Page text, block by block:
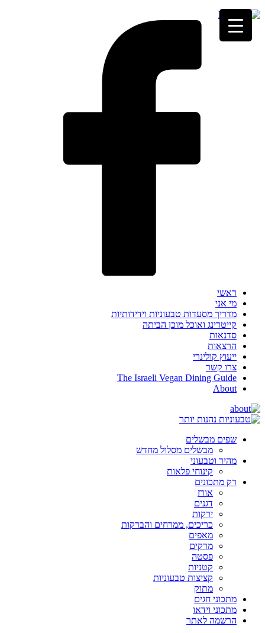
ראשי
מי אני
מדריך מסעדות טבעוניות וידידותיות
קייטרינג ואוכל מוכן הביתה
סדנאות
הרצאות
ייעוץ קולינרי
צרו קשר
The Israeli Vegan Dining Guide
About
שפים מבשלים
מבשלים מסלול מחדש
מהיר וטבעוני
קינוחי פלאות
רק מתכונים
אורז
דגנים
ירקות
כריכים, ממרחים והברקות
מאפים
מרקים
פסטה
קטניות
קציצות טבעוניות
מתוק
מתכוני חגים
מתכוני וידאו
הרשמה לאתר